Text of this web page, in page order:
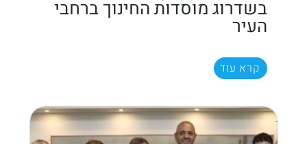
בשדרוג מוסדות החינוך ברחבי
העיר
קרא עוד